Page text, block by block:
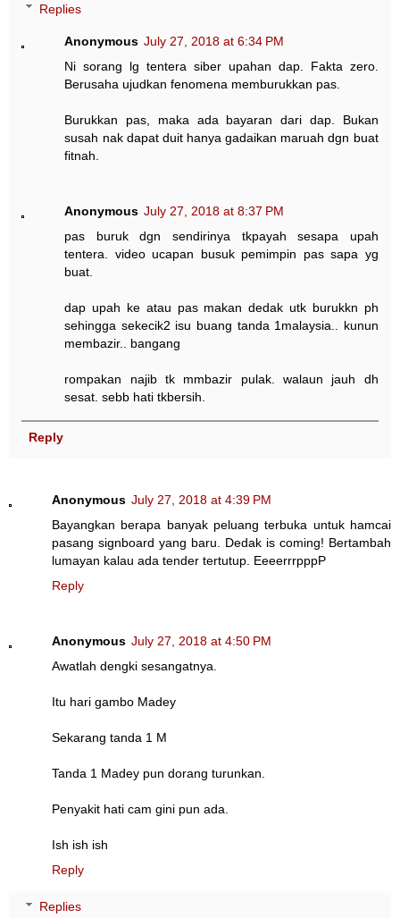
Replies
Anonymous July 27, 2018 at 6:34 PM
Ni sorang lg tentera siber upahan dap. Fakta zero.
Berusaha ujudkan fenomena memburukkan pas.
Burukkan pas, maka ada bayaran dari dap. Bukan
susah nak dapat duit hanya gadaikan maruah dgn buat
fitnah.
Anonymous July 27, 2018 at 8:37 PM
pas buruk dgn sendirinya tkpayah sesapa upah
tentera. video ucapan busuk pemimpin pas sapa yg
buat.
dap upah ke atau pas makan dedak utk burukkn ph
sehingga sekecik2 isu buang tanda 1malaysia.. kunun
membazir.. bangang
rompakan najib tk mmbazir pulak. walaun jauh dh
sesat. sebb hati tkbersih.
Reply
Anonymous July 27, 2018 at 4:39 PM
Bayangkan berapa banyak peluang terbuka untuk hamcai
pasang signboard yang baru. Dedak is coming! Bertambah
lumayan kalau ada tender tertutup. EeeerrrpppP
Reply
Anonymous July 27, 2018 at 4:50 PM
Awatlah dengki sesangatnya.
Itu hari gambo Madey
Sekarang tanda 1 M
Tanda 1 Madey pun dorang turunkan.
Penyakit hati cam gini pun ada.
Ish ish ish
Reply
Replies